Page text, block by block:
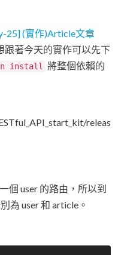
25] (實作)Article文章
跟著今天的實作可以先下
install 將整個依賴的
releas
個 user 的路由，所以到
為 user 和 article。